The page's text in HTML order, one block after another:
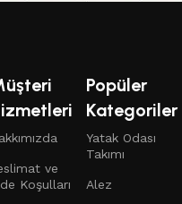
ve
Koşulları
Popüler
Kategoriler
Yatak Odası
Takımı
Alez